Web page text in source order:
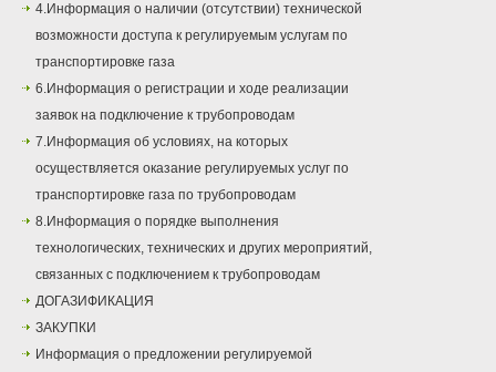
4.Информация о наличии (отсутствии) технической
возможности доступа к регулируемым услугам по
транспортировке газа
6.Информация о регистрации и ходе реализации
заявок на подключение к трубопроводам
7.Информация об условиях, на которых
осуществляется оказание регулируемых услуг по
транспортировке газа по трубопроводам
8.Информация о порядке выполнения
технологических, технических и других мероприятий,
связанных с подключением к трубопроводам
ДОГАЗИФИКАЦИЯ
ЗАКУПКИ
Информация о предложении регулируемой